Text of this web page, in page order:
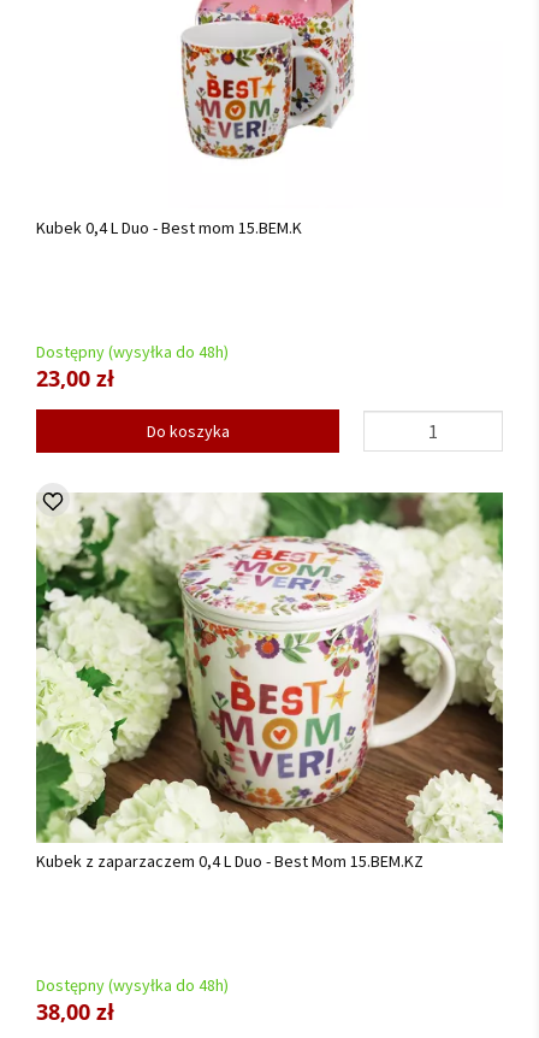
Kubek 0,4 L Duo - Best mom 15.BEM.K
Dostępny (wysyłka do 48h)
23,00 zł
Do koszyka
Kubek z zaparzaczem 0,4 L Duo - Best Mom 15.BEM.KZ
Dostępny (wysyłka do 48h)
38,00 zł